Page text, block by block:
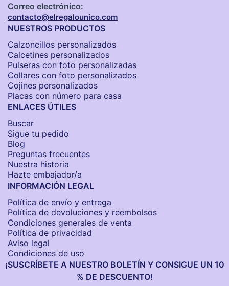
Correo electrónico:
contacto@elregalounico.com
NUESTROS PRODUCTOS
Calzoncillos personalizados​
Calcetines personalizados
Pulseras con foto personalizadas
Collares con foto personalizados
Cojines personalizados
Placas con número para casa
ENLACES ÚTILES
Buscar
Sigue tu pedido
Blog
Preguntas frecuentes
Nuestra historia
Hazte embajador/a
INFORMACIÓN LEGAL
Política de envío y entrega
Política de devoluciones y reembolsos
Condiciones generales de venta
Política de privacidad
Aviso legal
Condiciones de uso
¡SUSCRÍBETE A NUESTRO BOLETÍN Y CONSIGUE UN 10
% DE DESCUENTO!